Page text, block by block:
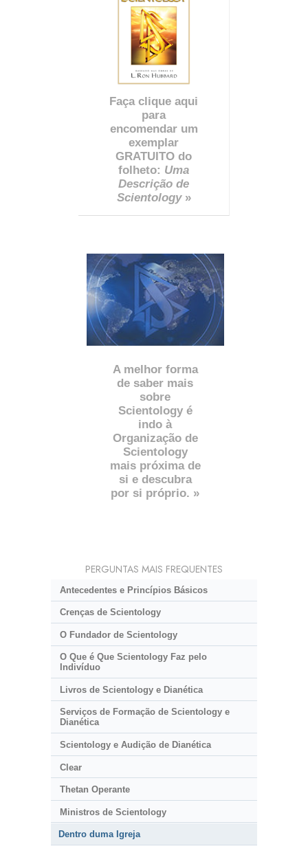
Faça clique aqui
para
encomendar um
exemplar
GRATUITO do
folheto: Uma
Descrição de
Scientology»
A melhor forma
de saber mais
sobre
Scientology é
indo à
Organização de
Scientology
mais próxima de
si e descubra
por si próprio. »
PERGUNTAS MAIS FREQUENTES
Antecedentes e Princípios Básicos
Crenças de Scientology
O Fundador de Scientology
O Que é Que Scientology Faz pelo
Indivíduo
Livros de Scientology e Dianética
Serviços de Formação de Scientology e
Dianética
Scientology e Audição de Dianética
Clear
Thetan Operante
Ministros de Scientology
Dentro duma Igreja